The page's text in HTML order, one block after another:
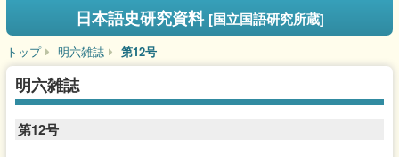
日本語史研究資料 [国立国語研究所蔵]
トップ 明六雑誌 第12号
明六雑誌
第12号